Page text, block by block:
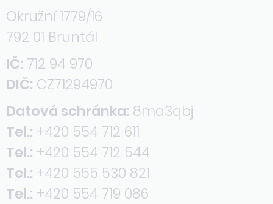
Okružní 1779/16
792 01 Bruntál
IČ: 712 94 970
DIČ: CZ71294970
Datová schránka: 8ma3qbj
Tel.: +420 554 712 611
Tel.: +420 554 712 544
Tel.: +420 555 530 821
Tel.: +420 554 719 086